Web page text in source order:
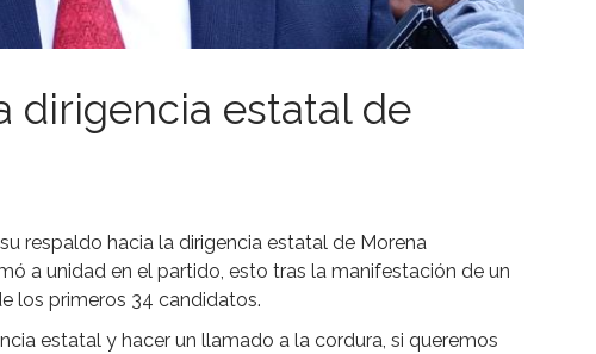
dirigencia estatal de
respaldo hacia la dirigencia estatal de Morena
a unidad en el partido, esto tras la manifestación de un
los primeros 34 candidatos.
estatal y hacer un llamado a la cordura, si queremos